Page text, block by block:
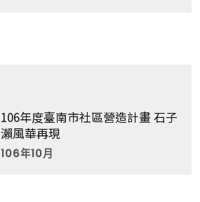
106年度臺南市社區營造計畫 石子
瀨風華再現
106年10月